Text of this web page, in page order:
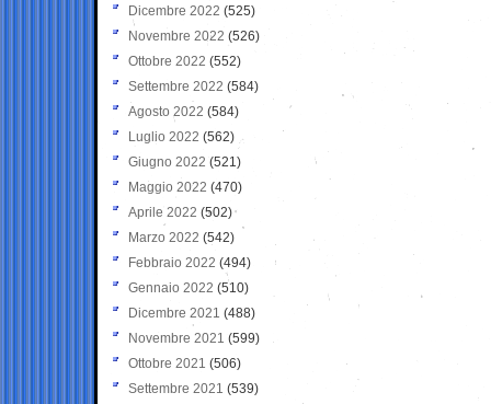
Dicembre 2022 (525)
Novembre 2022 (526)
Ottobre 2022 (552)
Settembre 2022 (584)
Agosto 2022 (584)
Luglio 2022 (562)
Giugno 2022 (521)
Maggio 2022 (470)
Aprile 2022 (502)
Marzo 2022 (542)
Febbraio 2022 (494)
Gennaio 2022 (510)
Dicembre 2021 (488)
Novembre 2021 (599)
Ottobre 2021 (506)
Settembre 2021 (539)